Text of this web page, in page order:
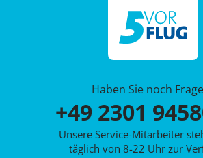
Haben Sie noch
+49 2301
Unsere Service-Mitarbeiter
täglich von 8-22 Uhr zur